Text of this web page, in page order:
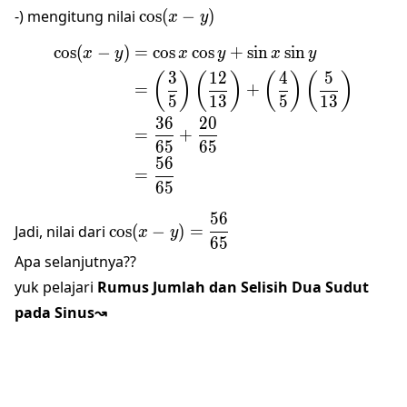
-) mengitung nilai \cos
y)
cos(x − y)
\begin{align*} \cos (x-
cos(x − y) = cosx cosy + sinx siny
= ( 5
3 ) ( 13
12 ) + ( 5
4 ) ( 13
5 )
=
65
36
+
65
20
=
65
56
Jadi, nilai dari
\cos(x-
y)=\dfrac{56}
{65}
cos(x − y) =
65
56
Apa selanjutnya??
yuk pelajari Rumus Jumlah dan Selisih Dua Sudut
pada Sinus↝